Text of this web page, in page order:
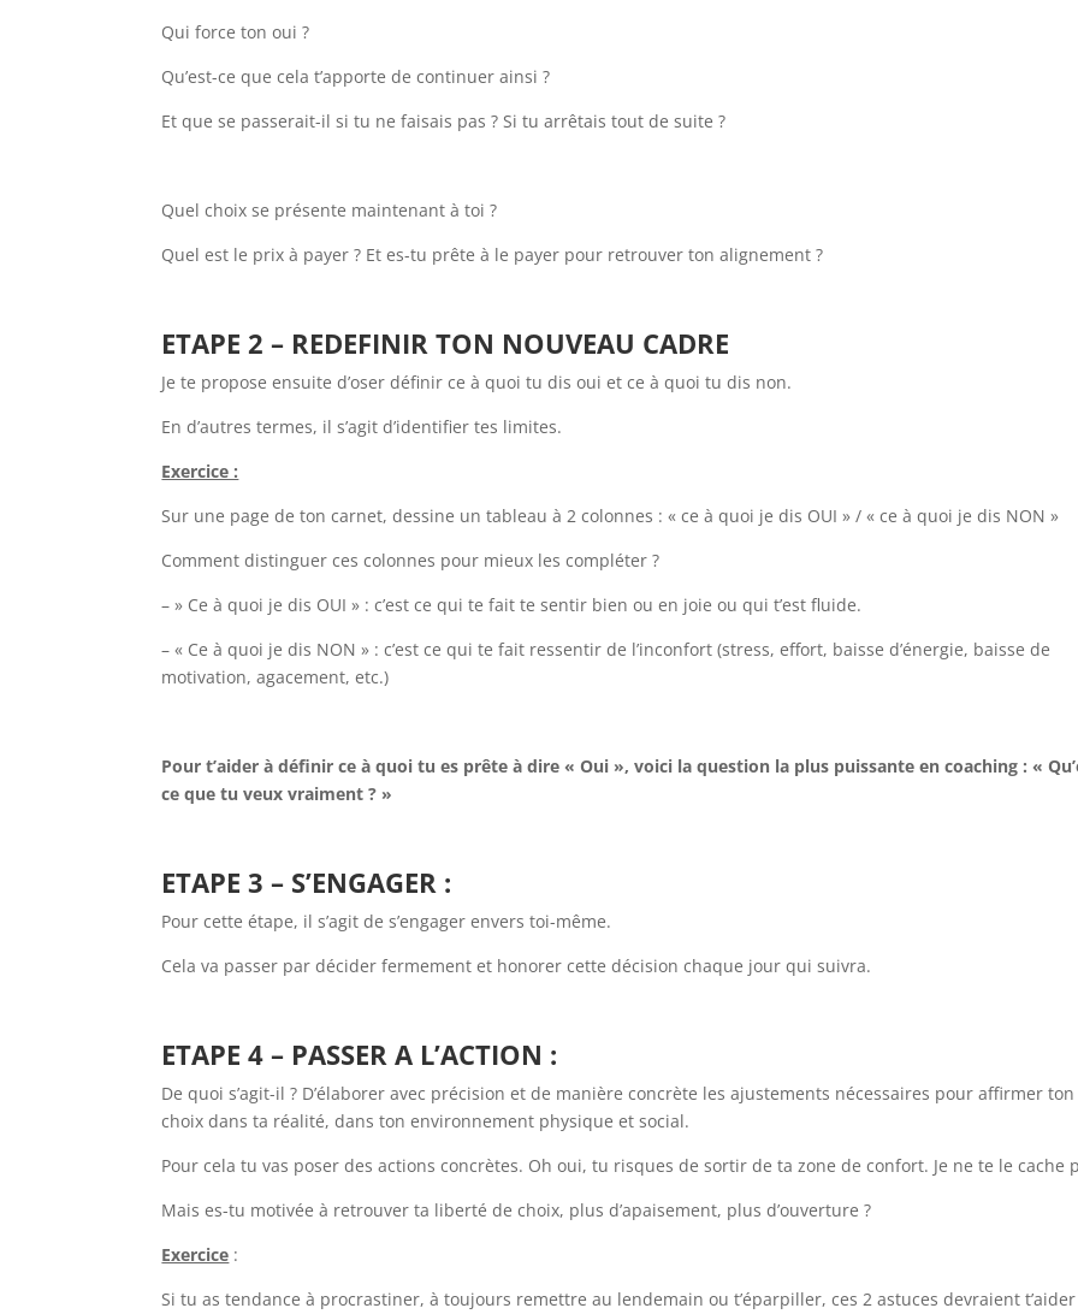
Qui force ton oui ?
Qu’est-ce que cela t’apporte de continuer ainsi ?
Et que se passerait-il si tu ne faisais pas ? Si tu arrêtais tout de suite ?
Quel choix se présente maintenant à toi ?
Quel est le prix à payer ? Et es-tu prête à le payer pour retrouver ton alignement ?
ETAPE 2 – REDEFINIR TON NOUVEAU CADRE
Je te propose ensuite d’oser définir ce à quoi tu dis oui et ce à quoi tu dis non.
En d’autres termes, il s’agit d’identifier tes limites.
Exercice :
Sur une page de ton carnet, dessine un tableau à 2 colonnes : « ce à quoi je dis OUI » / « ce à quoi je dis NON »
Comment distinguer ces colonnes pour mieux les compléter ?
– » Ce à quoi je dis OUI » : c’est ce qui te fait te sentir bien ou en joie ou qui t’est fluide.
– « Ce à quoi je dis NON » : c’est ce qui te fait ressentir de l’inconfort (stress, effort, baisse d’énergie, baisse de
motivation, agacement, etc.)
Pour t’aider à définir ce à quoi tu es prête à dire « Oui », voici la question la plus puissante en coaching : «
ce que tu veux vraiment ? »
ETAPE 3 – S’ENGAGER :
Pour cette étape, il s’agit de s’engager envers toi-même.
Cela va passer par décider fermement et honorer cette décision chaque jour qui suivra.
ETAPE 4 – PASSER A L’ACTION :
De quoi s’agit-il ? D’élaborer avec précision et de manière concrète les ajustements nécessaires pour affirmer ton
choix dans ta réalité, dans ton environnement physique et social.
Pour cela tu vas poser des actions concrètes. Oh oui, tu risques de sortir de ta zone de confort. Je ne te le cache
Mais es-tu motivée à retrouver ta liberté de choix, plus d’apaisement, plus d’ouverture ?
Exercice :
Si tu as tendance à procrastiner, à toujours remettre au lendemain ou t’éparpiller, ces 2 astuces devraient